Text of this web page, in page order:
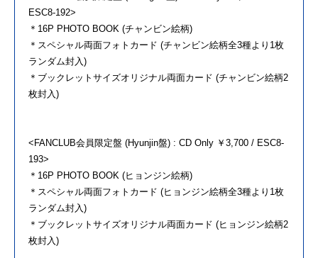
ESC8-192>
＊16P PHOTO BOOK (チャンビン絵柄)
＊スペシャル両面フォトカード (チャンビン絵柄全3種より1枚
ランダム封入)
＊ブックレットサイズオリジナル両面カード (チャンビン絵柄2
枚封入)
<FANCLUB会員限定盤 (Hyunjin盤) : CD Only ￥3,700 / ESC8-
193>
＊16P PHOTO BOOK (ヒョンジン絵柄)
＊スペシャル両面フォトカード (ヒョンジン絵柄全3種より1枚
ランダム封入)
＊ブックレットサイズオリジナル両面カード (ヒョンジン絵柄2
枚封入)